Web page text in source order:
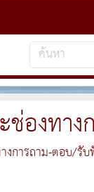
องทา
การถาม-ตอบ/รั